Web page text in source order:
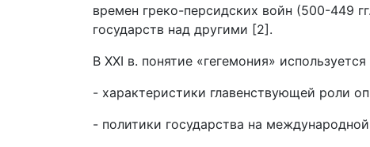
времен греко-персидских войн (500-449
государств над другими [2].
В XXI в. понятие «гегемония»
- характеристики главенствующей роли
- политики государства на